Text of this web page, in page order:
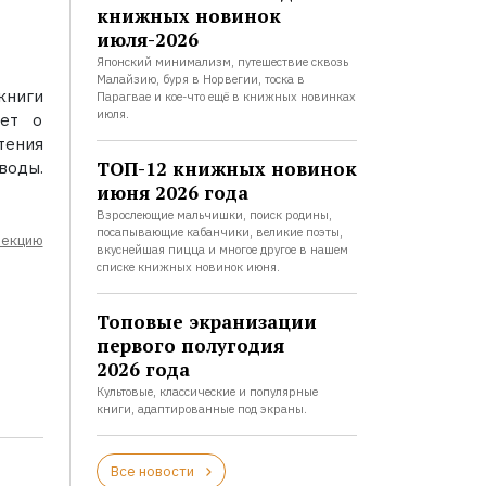
о
книжных новинок
июля-2026
Японский минимализм, путешествие сквозь
Малайзию, буря в Норвегии, тоска в
Парагвае и кое-что ещё в книжных новинках
июля.
ТОП-12 книжных новинок
июня 2026 года
Взрослеющие мальчишки, поиск родины,
посапывающие кабанчики, великие поэты,
вкуснейшая пицца и многое другое в нашем
списке книжных новинок июня.
Топовые экранизации
первого полугодия
2026 года
Культовые, классические и популярные
книги, адаптированные под экраны.
Все новости